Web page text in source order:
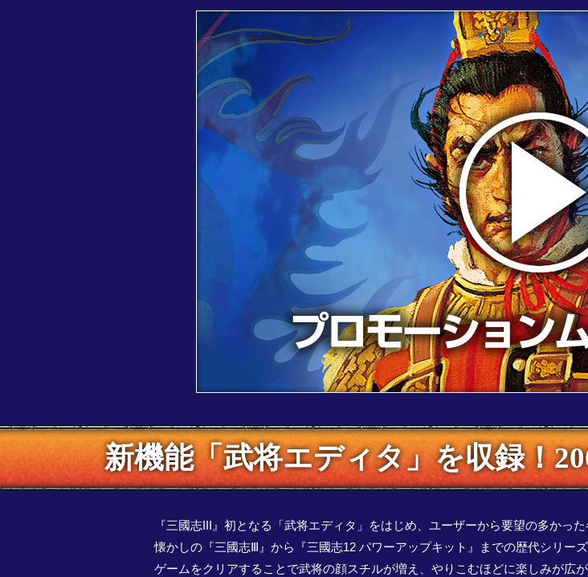
新機能「武将エディタ」を収録！
『三國志III』初となる「武将エディタ」をはじめ、ユーザーから要望の多かっ
懐かしの『三國志Ⅲ』から『三國志12 パワーアップキット』までの歴代シリー
ゲームをクリアすることで武将の顔スチルが増え、やりこむほどに楽しみが広が